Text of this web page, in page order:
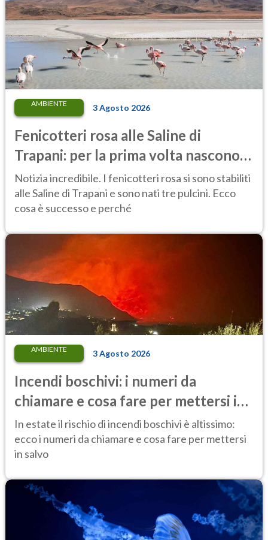
AMBIENTE 3 Agosto 2026
Fenicotteri rosa alle Saline di
Trapani: per la prima volta nascono
tre pulcini nella riserva
Notizia incredibile. I fenicotteri rosa si sono stabiliti
alle Saline di Trapani e sono nati tre pulcini. Ecco
cosa è successo e perché
AMBIENTE 3 Agosto 2026
Incendi boschivi: i numeri da
chiamare e cosa fare per mettersi in
salvo
In estate il rischio di incendi boschivi è altissimo:
ecco i numeri da chiamare e cosa fare per mettersi
in salvo